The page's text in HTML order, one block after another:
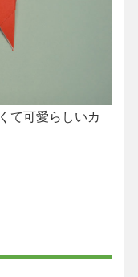
て可愛らしいカ